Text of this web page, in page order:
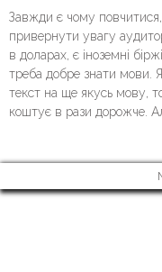
Завжди є чому
привернути увагу
в доларах, є іноземні
треба добре знати мови.
текст на ще якусь мову,
коштує в рази дорожче.